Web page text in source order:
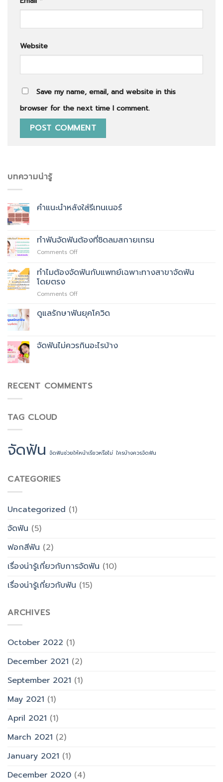
Website
Save my name, email, and website in this
browser for the next time I comment.
บทความน่ารู้
คำแนะนำหลังใส่รีเทนเนอร์
ทำฟันจัดฟันต้องที่ชิดลมสกายเทรน
Comments Offon
จัด
ฟัน
ที่
ลม
สกา
ทำไมต้องจัดฟันกับแพทย์เฉพาะทางสาขาจัดฟัน
โดยตรง
Comments Offon
ต้อง
แพทย์
ฟัน
ดูแลรักษาฟันยุคโควิด
​จัดฟันไม่ควรกินอะไรบ้าง
RECENT COMMENTS
TAG CLOUD
จัดฟัน จัดฟันช่วยให้หน้าเรียวหรือไม่ ใครบ้างควรจัดฟัน
CATEGORIES
Uncategorized (1)
จัดฟัน (5)
ฟอกสีฟัน (2)
เรื่องน่ารู้เกี่ยวกับการจัดฟัน (10)
เรื่องน่ารู้เกี่ยวกับฟัน (15)
ARCHIVES
October 2022 (1)
December 2021 (2)
September 2021 (1)
May 2021 (1)
April 2021 (1)
March 2021 (2)
January 2021 (1)
December 2020 (4)